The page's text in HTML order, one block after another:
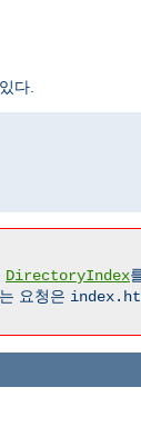
다.
DirectoryIndex
요청은